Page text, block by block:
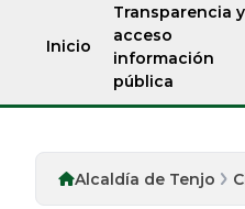
Inicio
Transparencia y
acceso
información
pública
Alcaldía de Tenjo